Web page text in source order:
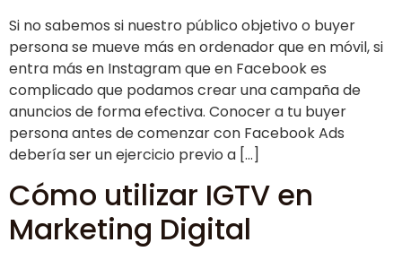
Si no sabemos si nuestro público objetivo o buyer
persona se mueve más en ordenador que en móvil, si
entra más en Instagram que en Facebook es
complicado que podamos crear una campaña de
anuncios de forma efectiva. Conocer a tu buyer
persona antes de comenzar con Facebook Ads
debería ser un ejercicio previo a […]
Cómo utilizar IGTV en
Marketing Digital